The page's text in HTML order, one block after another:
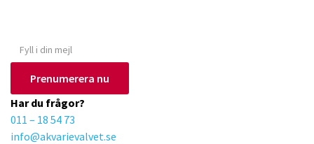
o
r
Prenumerera nu
Har du frågor?
011 – 18 54 73
info@akvarievalvet.se